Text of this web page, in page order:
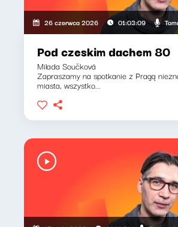
26 czerwca 2026 01:03:09
Pod czeskim dachem 80
Milada Součková
Zapraszamy na spotkanie z Pragą
miasta, wszystko...